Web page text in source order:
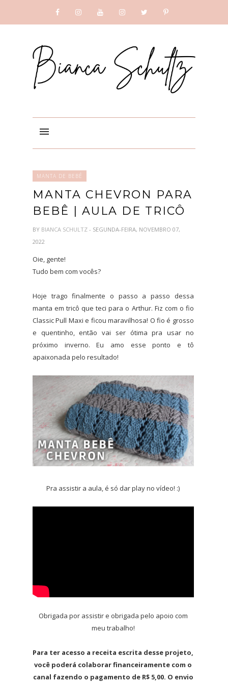
MANTA DE BEBÊ
MANTA CHEVRON PARA
BEBÊ | AULA DE TRICÔ
BY BIANCA SCHULTZ - SEGUNDA-FEIRA, NOVEMBRO 07,
2022
Oie, gente!
Tudo bem com vocês?
Hoje trago finalmente o passo a passo dessa
manta em tricô que teci para o Arthur. Fiz com o fio
Classic Pull Maxi e ficou maravilhosa! O fio é grosso
e quentinho, então vai ser ótima pra usar no
próximo inverno. Eu amo esse ponto e tô
apaixonada pelo resultado!
Pra assistir a aula, é só dar play no vídeo! :)
Obrigada por assistir e obrigada pelo apoio com
meu trabalho!
Para ter acesso a receita escrita desse projeto,
você poderá colaborar financeiramente com o
canal fazendo o pagamento de R$ 5,00. O envio